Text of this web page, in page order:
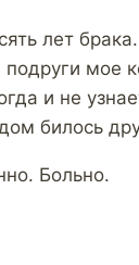
лет
мое
и не
билось
Больно.